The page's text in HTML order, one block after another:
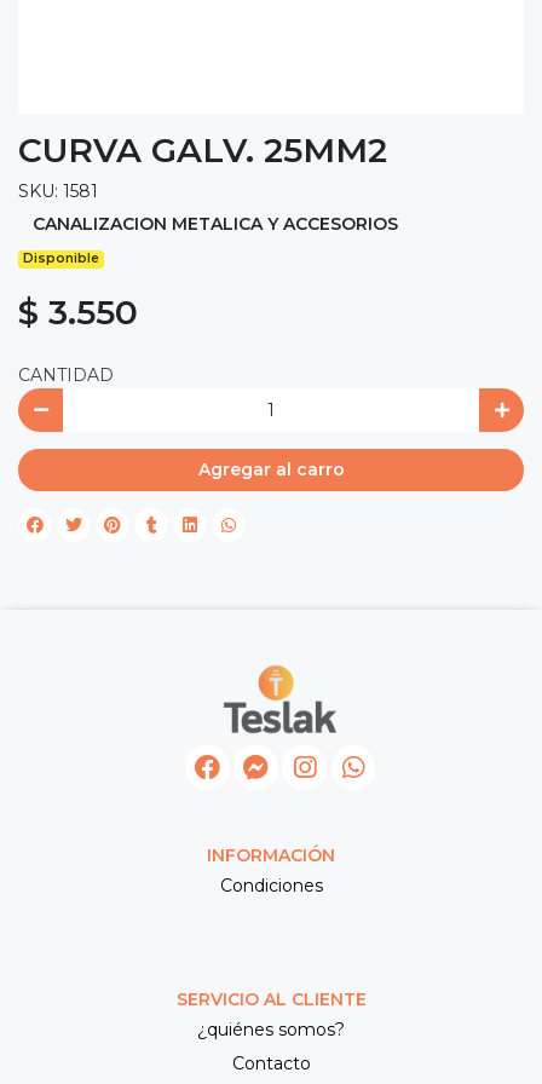
CURVA GALV. 25MM2
SKU: 1581
CANALIZACION METALICA Y ACCESORIOS
Disponible
$ 3.550
CANTIDAD
Agregar al carro
INFORMACIÓN
Condiciones
SERVICIO AL CLIENTE
¿quiénes somos?
Contacto